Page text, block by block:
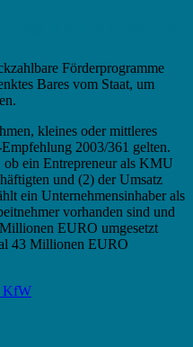
Förderprogramme
Bares vom Staat, um
kleines oder mittleres
2003/361 gelten.
ob ein Entrepreneur als KMU
und (2) der Umsatz
ein Unternehmensinhaber als
vorhanden sind und
EURO umgesetzt
43 Millionen EURO
KfW